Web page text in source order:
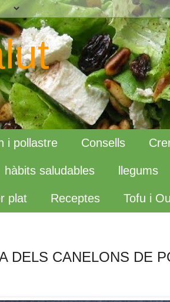
i pollastre Consells
hàbits saludables llegums
plat Receptes Tofu i
DELS CANELONS DE